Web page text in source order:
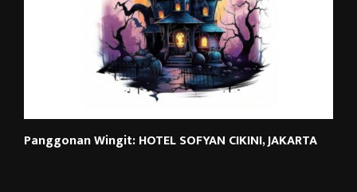
Panggonan Wingit: HOTEL SOFYAN CIKINI, JAKARTA